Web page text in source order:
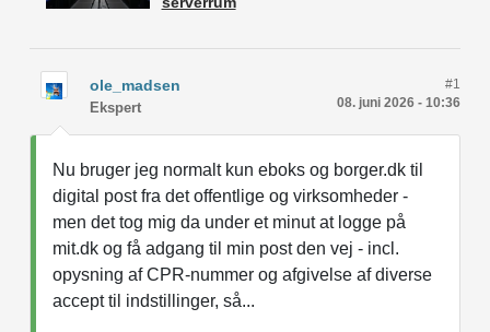
ole_madsen
Ekspert 08. juni 2026 - 10:36
#1
Nu bruger jeg normalt kun eboks og borger.dk til
digital post fra det offentlige og virksomheder -
men det tog mig da under et minut at logge på
mit.dk og få adgang til min post den vej - incl.
opysning af CPR-nummer og afgivelse af diverse
accept til indstillinger, så...